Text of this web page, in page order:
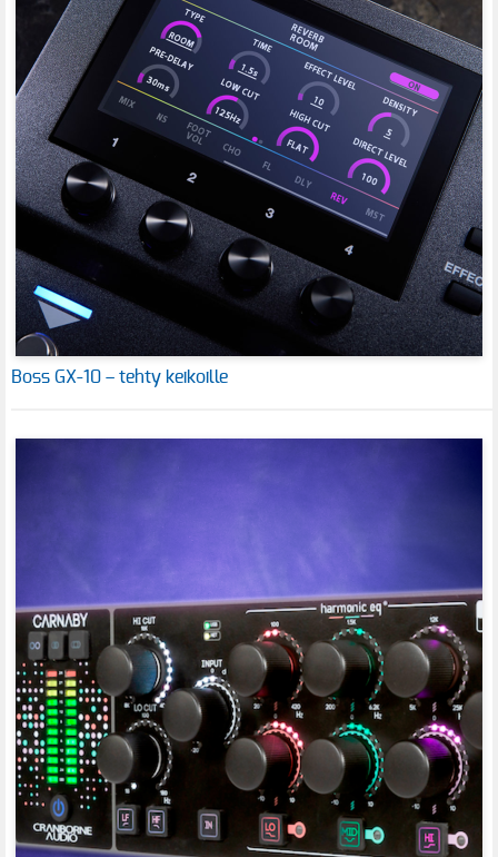
Boss GX-10 – tehty keikoille